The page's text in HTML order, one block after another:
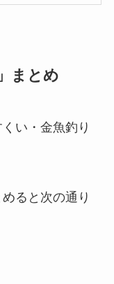
まとめ
い・金魚釣り
ると次の通り